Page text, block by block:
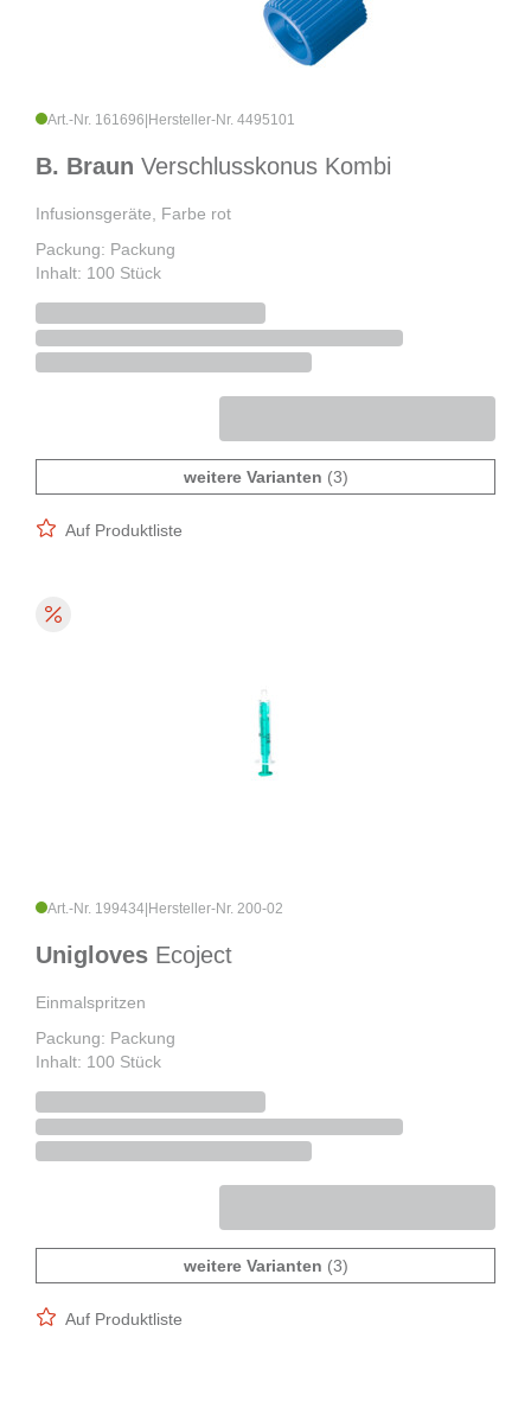
Art.-Nr. 161696 Hersteller-Nr. 4495101
B. Braun Verschlusskonus Kombi
Infusionsgeräte, Farbe rot
Packung: Packung
Inhalt: 100 Stück
weitere Varianten (3)
Auf Produktliste
Art.-Nr. 199434 Hersteller-Nr. 200-02
Unigloves Ecoject
Einmalspritzen
Packung: Packung
Inhalt: 100 Stück
weitere Varianten (3)
Auf Produktliste